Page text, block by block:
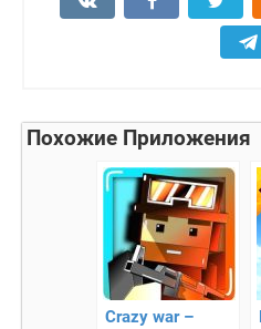
Похожие Приложения
Crazy war –